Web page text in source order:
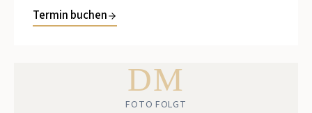
Termin buchen
DM
FOTO FOLGT